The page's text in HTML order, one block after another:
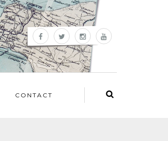
CONTACT